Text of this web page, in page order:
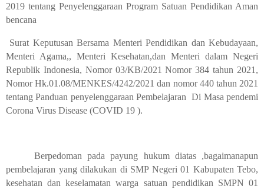
2019 tentang Penyelenggaraan Program Satuan Pendidikan Aman
bencana
Surat Keputusan Bersama Menteri Pendidikan dan Kebudayaan,
Menteri Agama,, Menteri Kesehatan,dan Menteri dalam Negeri
Republik Indonesia, Nomor 03/KB/2021 Nomor 384 tahun 2021,
Nomor Hk.01.08/MENKES/4242/2021 dan nomor 440 tahun 2021
tentang Panduan penyelenggaraan Pembelajaran Di Masa pendemi
Corona Virus Disease (COVID 19 ).
Berpedoman pada payung hukum diatas ,bagaimanapun
pembelajaran yang dilakukan di SMP Negeri 01 Kabupaten Tebo,
kesehatan dan keselamatan warga satuan pendidikan SMPN 01